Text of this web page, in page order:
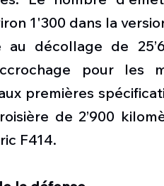
1'300 dans la
au décollage de
pour les
premières
de 2’900
F414.